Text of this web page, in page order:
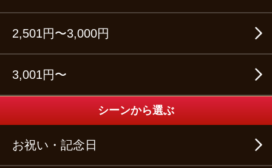
2,501円〜3,000円
3,001円〜
シーンから選ぶ
お祝い・記念日